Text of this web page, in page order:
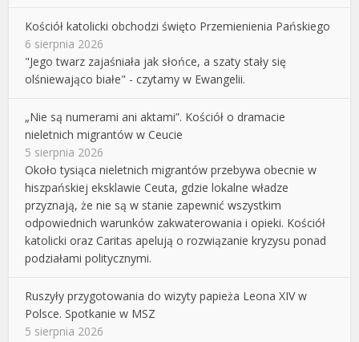
Kościół katolicki obchodzi święto Przemienienia Pańskiego
6 sierpnia 2026
"Jego twarz zajaśniała jak słońce, a szaty stały się
olśniewająco białe" - czytamy w Ewangelii.
„Nie są numerami ani aktami”. Kościół o dramacie
nieletnich migrantów w Ceucie
5 sierpnia 2026
Około tysiąca nieletnich migrantów przebywa obecnie w
hiszpańskiej eksklawie Ceuta, gdzie lokalne władze
przyznają, że nie są w stanie zapewnić wszystkim
odpowiednich warunków zakwaterowania i opieki. Kościół
katolicki oraz Caritas apelują o rozwiązanie kryzysu ponad
podziałami politycznymi.
Ruszyły przygotowania do wizyty papieża Leona XIV w
Polsce. Spotkanie w MSZ
5 sierpnia 2026